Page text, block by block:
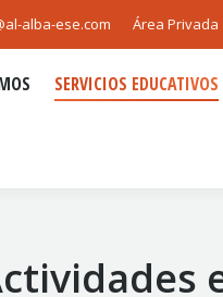
alba-ese.com Área Privada
SERVICIOS EDUCATIVOS
SERVICIOS EDUCATIVOS